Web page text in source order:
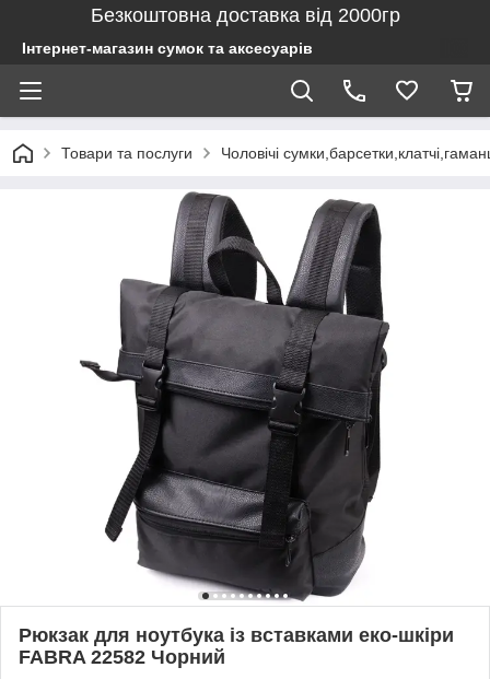
Безкоштовна доставка від 2000гр
Інтернет-магазин сумок та аксесуарів
Товари та послуги Чоловічі
Рюкзак для ноутбука із вставками еко-шкіри
FABRA 22582 Чорний